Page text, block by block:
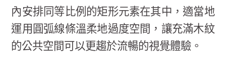
內安排同等比例的矩形元素在其中，適當地
運用圓弧線條溫柔地過度空間，讓充滿木紋
的公共空間可以更趨於流暢的視覺體驗。